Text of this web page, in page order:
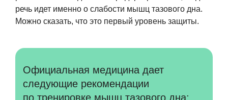
речь идет именно о слабости мышц тазового дна.
Можно сказать, что это первый уровень защиты.
Официальная медицина дает
следующие рекомендации
по тренировке мышц тазового дна: